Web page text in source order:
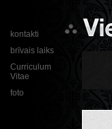
kontakti
brīvais laiks
Curriculum
Vitae
foto